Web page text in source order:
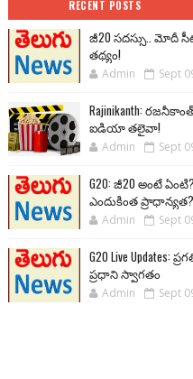
RECENT POSTS
జీ20 సదస్సు.. మోదీ
తథ్యం!
Admin Sept
Rajinikanth:
ఐడియా తలైవా!
Admin Sept
G20: జీ20 అంటే
ఎందుకింత ప్రాధాన్యత?
Admin Sept
G20 Live
ప్రధాని స్వాగతం
Admin Sept